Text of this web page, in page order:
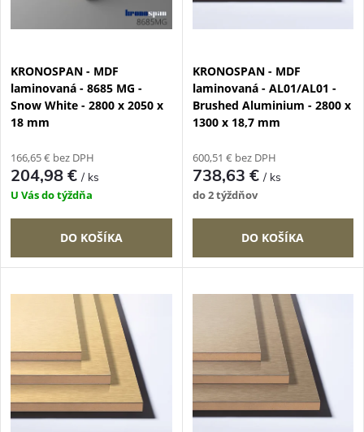
e
p
r
o
d
u
k
o
v
s
p
r
o
d
u
k
t
o
v
KRONOSPAN - MDF
laminovaná - 8685 MG -
Snow White - 2800 x 2050 x
18 mm
166,65 € bez DPH
204,98 €/ ks
U Vás do týždňa
DO KOŠÍKA
KRONOSPAN - MDF
laminovaná - AL01/AL01 -
Brushed Aluminium - 2800 x
1300 x 18,7 mm
600,51 € bez DPH
738,63 €/ ks
do 2 týždňov
DO KOŠÍKA